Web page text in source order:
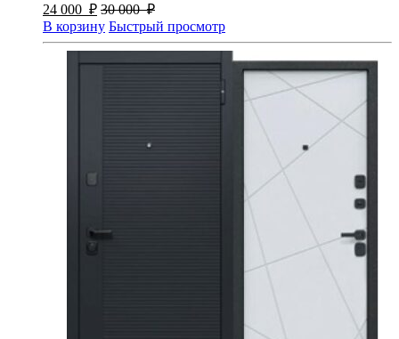
24 000 ₽ 30 000 ₽
В корзину Быстрый просмотр